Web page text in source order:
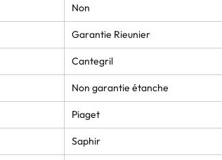
Non
Garantie Rieunier
Cantegril
Non garantie étanche
Piaget
Saphir